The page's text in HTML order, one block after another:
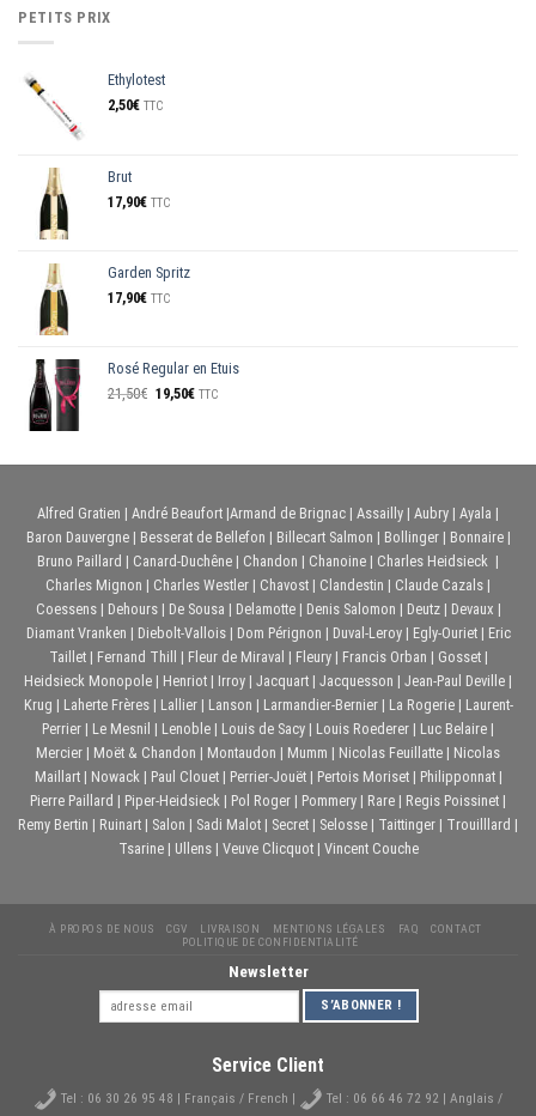
PETITS PRIX
Ethylotest
2,50€ TTC
Brut
17,90€ TTC
Garden Spritz
17,90€ TTC
Rosé Regular en Etuis
21,50€ Le
21,50€.
19,50€Le
19,50€.
TTC
Alfred Gratien | André Beaufort |Armand de Brignac | Assailly | Aubry | Ayala |
Baron Dauvergne| Besserat de Bellefon | Billecart Salmon | Bollinger| Bonnaire|
Bruno Paillard | Canard-Duchêne | Chandon | Chanoine | Charles Heidsieck |
Charles Mignon | Charles Westler | Chavost | Clandestin | Claude Cazals |
Coessens| Dehours| De Sousa | Delamotte| Denis Salomon | Deutz| Devaux |
Diamant Vranken | Diebolt-Vallois| Dom Pérignon | Duval-Leroy| Egly-Ouriet| Eric
Taillet| Fernand Thill | Fleur de Miraval | Fleury| Francis Orban | Gosset|
Heidsieck Monopole | Henriot | Irroy | Jacquart | Jacquesson | Jean-Paul Deville |
Krug | Laherte Frères| Lallier| Lanson | Larmandier-Bernier| La Rogerie| Laurent-
Perrier | Le Mesnil | Lenoble | Louis de Sacy | Louis Roederer | Luc Belaire |
Mercier | Moët & Chandon | Montaudon | Mumm | Nicolas Feuillatte | Nicolas
Maillart| Nowack| Paul Clouet| Perrier-Jouët| Pertois Moriset| Philipponnat|
Pierre Paillard | Piper-Heidsieck | Pol Roger | Pommery | Rare | Regis Poissinet |
Remy Bertin | Ruinart | Salon | Sadi Malot | Secret | Selosse | Taittinger | Trouilllard |
Tsarine| Ullens| Veuve Clicquot| Vincent Couche
À PROPOS DE NOUS CGV LIVRAISON MENTIONS LÉGALES FAQ
CONTACT
POLITIQUE DE CONFIDENTIALITÉ
Newsletter
Service Client
Tel : 06 30 26 95 48 | Français / French | Tel : 06 66 46 72 92 | Anglais /